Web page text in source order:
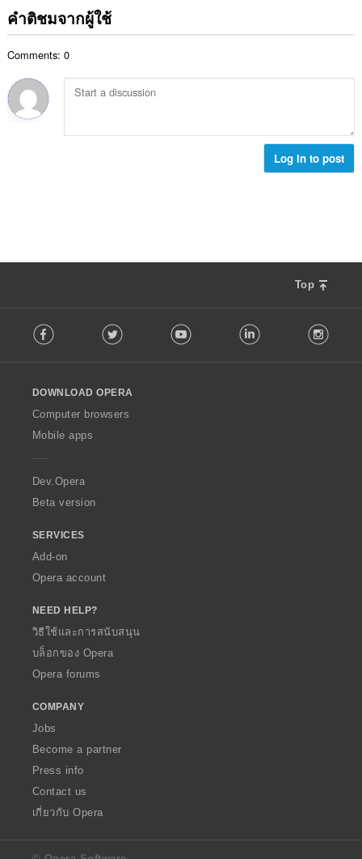
ง
ด
:
น
ม
ทั้
แ
น
ว
คำติชมจากผู้ใช้
Comments: 0
Log in to post
Top
o
w
O
p
a
Facebook Twitter Youtube LinkedIn
DOWNLOAD OPERA
Computer browsers
Mobile apps
Dev.Opera
Beta version
SERVICES
Add-on
Opera account
NEED HELP?
วิธีใช้และการสนับสนุน
บล็อกของ Opera
Opera forums
COMPANY
Jobs
Become a partner
Press info
Contact us
เกี่ยวกับ Opera